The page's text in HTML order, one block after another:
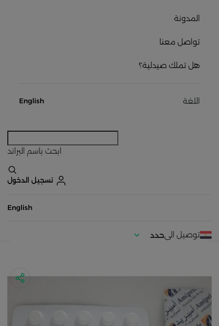
المدونة
تواصل معنا
هل تملك صيدلية؟
اللغة English
ابحث باسم البراند
تسجيل الدخول
English
توصيل الىحدد